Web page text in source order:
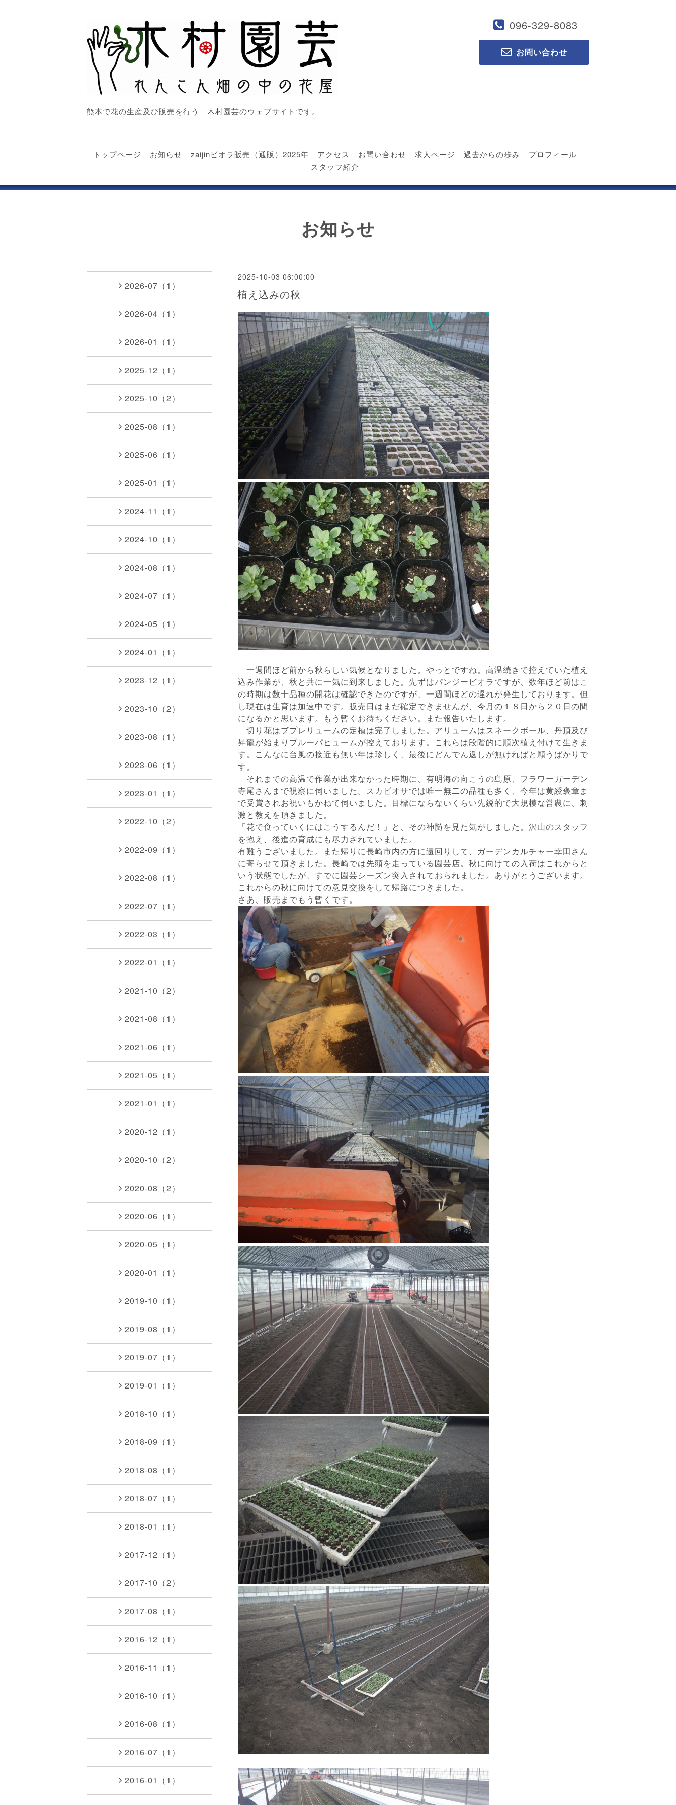
096-329-8083
お問い合わせ
熊本で花の生産及び販売を行う 木村園芸のウェブサイトです。
トップページ お知らせ zaijinビオラ販売（通販）2025年 アクセス お問い合わせ 求人ページ 過去からの歩み
プロフィール
スタッフ紹介
お知らせ
2025-10-03 06:00:00
植え込みの秋
一週間ほど前から秋らしい気候となりました。やっとですね。高温続きで控えていた植え
込み作業が、秋と共に一気に到来しました。先ずはパンジービオラですが、数年ほど前はこ
の時期は数十品種の開花は確認できたのですが、一週間ほどの遅れが発生しております。但
し現在は生育は加速中です。販売日はまだ確定できませんが、今月の１８日から２０日の間
になるかと思います。もう暫くお待ちください。また報告いたします。
切り花はブプレリュームの定植は完了しました。アリュームはスネークボール、丹頂及び
昇龍が始まりブルーパヒュームが控えております。これらは段階的に順次植え付けて生きま
す。こんなに台風の接近も無い年は珍しく、最後にどんでん返しが無ければと願うばかりで
す。
それまでの高温で作業が出来なかった時期に、有明海の向こうの島原、フラワーガーデン
寺尾さんまで視察に伺いました。スカビオサでは唯一無二の品種も多く、今年は黄綬褒章ま
で受賞されお祝いもかねて伺いました。目標にならないくらい先鋭的で大規模な営農に、刺
激と教えを頂きました。
「花で食っていくにはこうするんだ！」と、その神髄を見た気がしました。沢山のスタッフ
を抱え、後進の育成にも尽力されていました。
有難うございました。また帰りに長崎市内の方に遠回りして、ガーデンカルチャー幸田さん
に寄らせて頂きました。長崎では先頭を走っている園芸店。秋に向けての入荷はこれからと
いう状態でしたが、すでに園芸シーズン突入されておられました。ありがとうございます。
これからの秋に向けての意見交換をして帰路につきました。
さあ、販売までもう暫くです。
2026-07（1）
2026-04（1）
2026-01（1）
2025-12（1）
2025-10（2）
2025-08（1）
2025-06（1）
2025-01（1）
2024-11（1）
2024-10（1）
2024-08（1）
2024-07（1）
2024-05（1）
2024-01（1）
2023-12（1）
2023-10（2）
2023-08（1）
2023-06（1）
2023-01（1）
2022-10（2）
2022-09（1）
2022-08（1）
2022-07（1）
2022-03（1）
2022-01（1）
2021-10（2）
2021-08（1）
2021-06（1）
2021-05（1）
2021-01（1）
2020-12（1）
2020-10（2）
2020-08（2）
2020-06（1）
2020-05（1）
2020-01（1）
2019-10（1）
2019-08（1）
2019-07（1）
2019-01（1）
2018-10（1）
2018-09（1）
2018-08（1）
2018-07（1）
2018-01（1）
2017-12（1）
2017-10（2）
2017-08（1）
2016-12（1）
2016-11（1）
2016-10（1）
2016-08（1）
2016-07（1）
2016-01（1）